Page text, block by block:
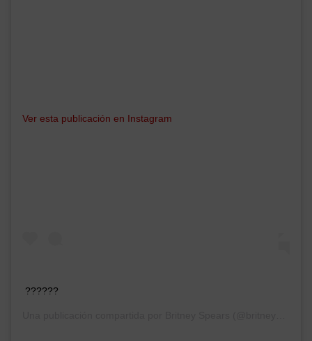
Ver esta publicación en Instagram
??????